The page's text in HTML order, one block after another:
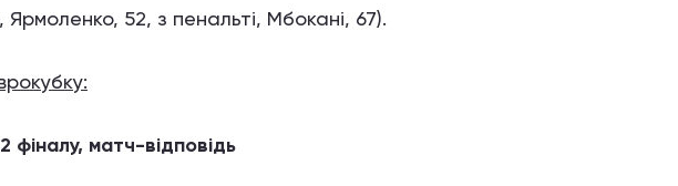
52, з пенальті, Мбокані, 67).
матч-відповідь